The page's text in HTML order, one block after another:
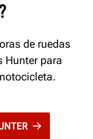
de ruedas
Hunter para